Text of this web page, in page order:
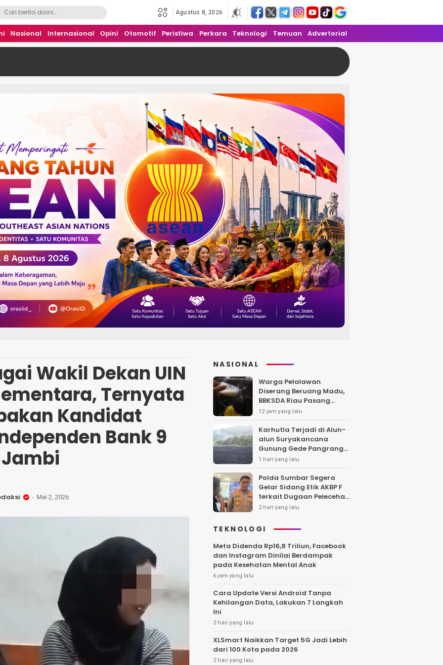
Agustus 8, 2026
Nasional Internasional Opini Otomotif Peristiwa Perkara Teknologi Temuan Advertorial
Wakil Dekan UIN
Ternyata
Kandidat
Bank 9
Jambi
Mei 2, 2026
NASIONAL
Warga Pelalawan
Diserang Beruang Madu,
BBKSDA Riau Pasang
Kandang Jebak di Lokasi
12 jam yang lalu
Karhutla Terjadi di Alun-
alun Suryakancana
Gunung Gede Pangrango,
Api Berhasil Dipadamka
1 hari yang lalu
Polda Sumbar Segera
Gelar Sidang Etik AKBP F
terkait Dugaan Pelecehan
Polwan
2 hari yang lalu
TEKNOLOGI
Meta Didenda Rp16,8 Triliun, Facebook
dan Instagram Dinilai Berdampak
pada Kesehatan Mental Anak
6 jam yang lalu
Cara Update Versi Android Tanpa
Kehilangan Data, Lakukan 7 Langkah
Ini
2 hari yang lalu
XLSmart Naikkan Target 5G Jadi Lebih
dari 100 Kota pada 2026
2 hari yang lalu